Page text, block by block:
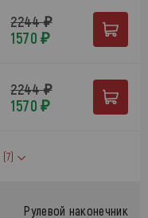
2244 ₽
1570 ₽
2244 ₽
1570 ₽
(7)
Рулевой наконечник